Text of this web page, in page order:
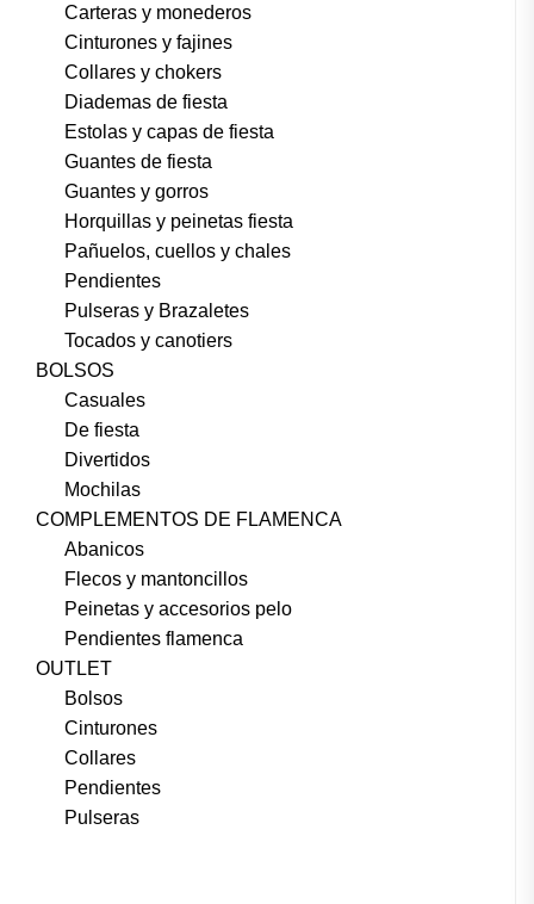
Carteras y monederos
Cinturones y fajines
Collares y chokers
Diademas de fiesta
Estolas y capas de fiesta
Guantes de fiesta
Guantes y gorros
Horquillas y peinetas fiesta
Pañuelos, cuellos y chales
Pendientes
Pulseras y Brazaletes
Tocados y canotiers
BOLSOS
Casuales
De fiesta
Divertidos
Mochilas
COMPLEMENTOS DE FLAMENCA
Abanicos
Flecos y mantoncillos
Peinetas y accesorios pelo
Pendientes flamenca
OUTLET
Bolsos
Cinturones
Collares
Pendientes
Pulseras